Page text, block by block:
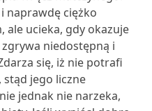
naprawdę ciężko
ale ucieka, gdy okazuje
niedostępną i
się, iż nie potrafi
stąd jego liczne
jednak nie narzeka,